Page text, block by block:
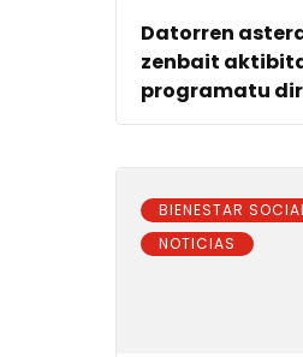
Datorren
zenbait
programatu
BIENESTAR
NOTICIAS